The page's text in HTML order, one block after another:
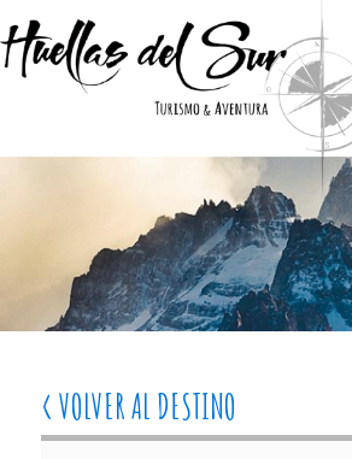
< VOLVER AL DESTINO